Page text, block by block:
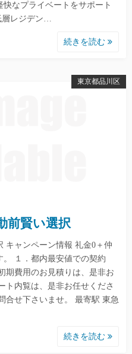
なプライベートをサポート
層レジデン…
続きを読む
東京都品川区
前賢い選択
キャンペーン情報 礼金0＋仲
１．都内最安値での契約
期費用のお見積りは、是非お
ト内覧は、是非お任せくださ
合せ下さいませ。 最寄駅 東急
続きを読む